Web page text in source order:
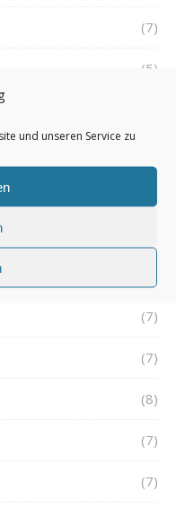
und unseren Service zu
(7)
(5)
(7)
(7)
(8)
(7)
(7)